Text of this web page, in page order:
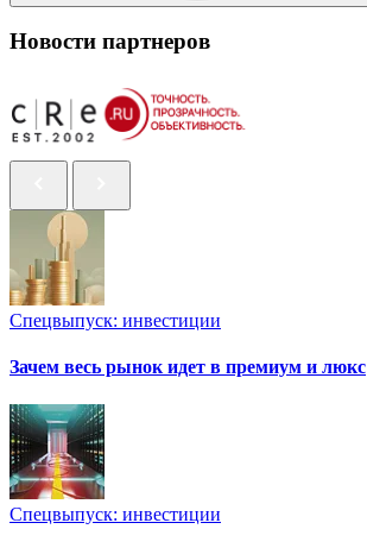
Новости партнеров
Спецвыпуск: инвестиции
Зачем весь рынок идет в премиум и люкс
Спецвыпуск: инвестиции